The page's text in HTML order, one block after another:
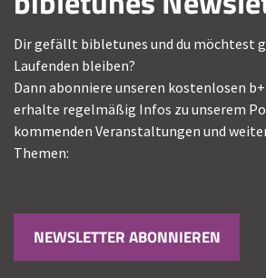
Dir gefällt bibletunes und du möchtest
Laufenden bleiben?
Dann abonniere unseren kostenlosen
erhalte regelmäßig Infos zu unserem
kommenden Veranstaltungen und
Themen:
NEWSLETTER ABONNIEREN